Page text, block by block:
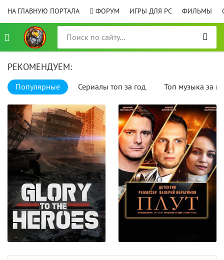
НА ГЛАВНУЮ ПОРТАЛА ФОРУМ ИГРЫ ДЛЯ PC ФИЛЬМЫ
РЕКОМЕНДУЕМ:
Популярные Сериалы топ за год Топ музыка за